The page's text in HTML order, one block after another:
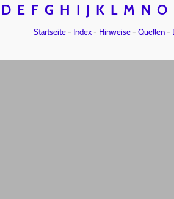
D E F G H I J K L M N O
Startseite- Index- Hinweise- Quellen-